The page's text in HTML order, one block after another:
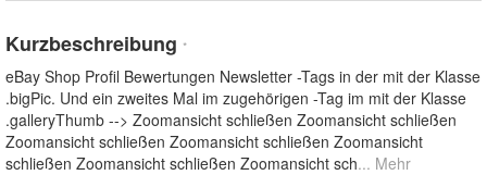
Kurzbeschreibung *
eBay Shop Profil Bewertungen Newsletter -Tags in der mit der Klasse
.bigPic. Und ein zweites Mal im zugehörigen -Tag im mit der Klasse
.galleryThumb --> Zoomansicht schließen Zoomansicht schließen
Zoomansicht schließen Zoomansicht schließen Zoomansicht
schließen Zoomansicht schließen Zoomansicht sch... Mehr